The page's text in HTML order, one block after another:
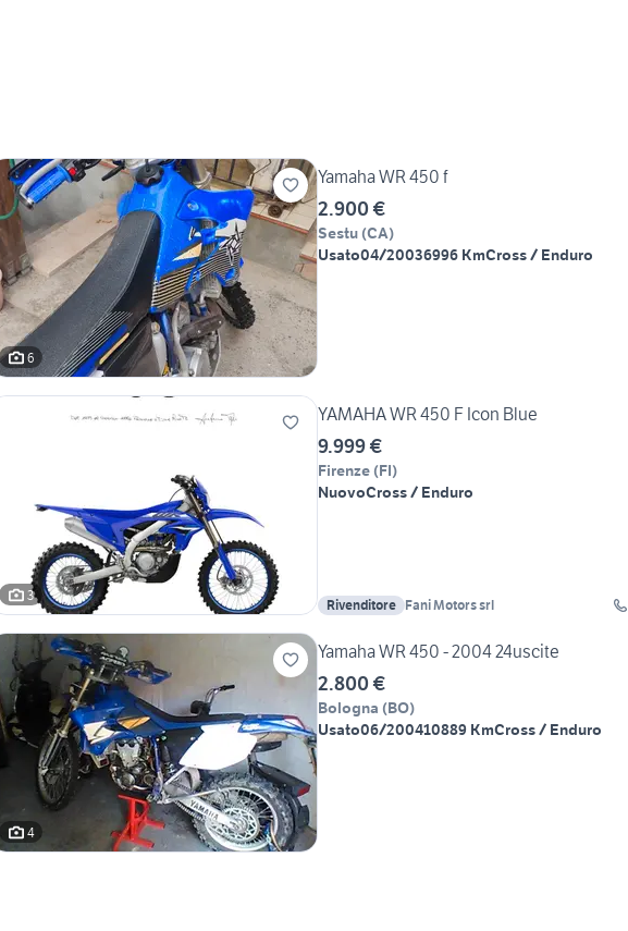
6
Yamaha WR 450 f
2.900 €
Sestu (CA)
Usato04/20036996 KmCross / Enduro
3
YAMAHA WR 450 F Icon Blue
9.999 €
Firenze (FI)
NuovoCross / Enduro
Rivenditore Fani Motors srl
4
Yamaha WR 450 - 2004 24uscite
2.800 €
Bologna (BO)
Usato06/200410889 KmCross / Enduro